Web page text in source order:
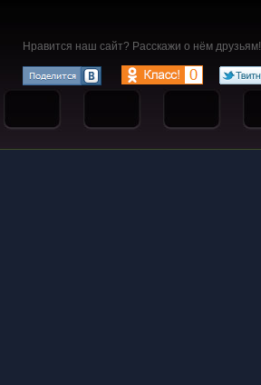
Нравится наш сайт? Расскажи о нём друзьям!